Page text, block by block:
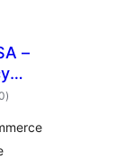
–
vlerësime
gjithsej
)